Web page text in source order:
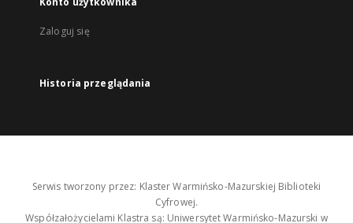
Zaloguj się
Historia przeglądania
Serwis tworzony przez: Klaster Warmińsko-Mazurskiej Biblioteki
Cyfrowej.
Współzałożycielami Klastra są: Uniwersytet Warmińsko-Mazurski w